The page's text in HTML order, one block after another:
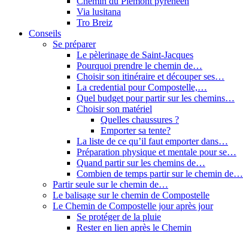
Via lusitana
Tro Breiz
Conseils
Se préparer
Le pèlerinage de Saint-Jacques
Pourquoi prendre le chemin de…
Choisir son itinéraire et découper ses…
La credential pour Compostelle,…
Quel budget pour partir sur les chemins…
Choisir son matériel
Quelles chaussures ?
Emporter sa tente?
La liste de ce qu’il faut emporter dans…
Préparation physique et mentale pour se…
Quand partir sur les chemins de…
Combien de temps partir sur le chemin de…
Partir seule sur le chemin de…
Le balisage sur le chemin de Compostelle
Le Chemin de Compostelle jour après jour
Se protéger de la pluie
Rester en lien après le Chemin